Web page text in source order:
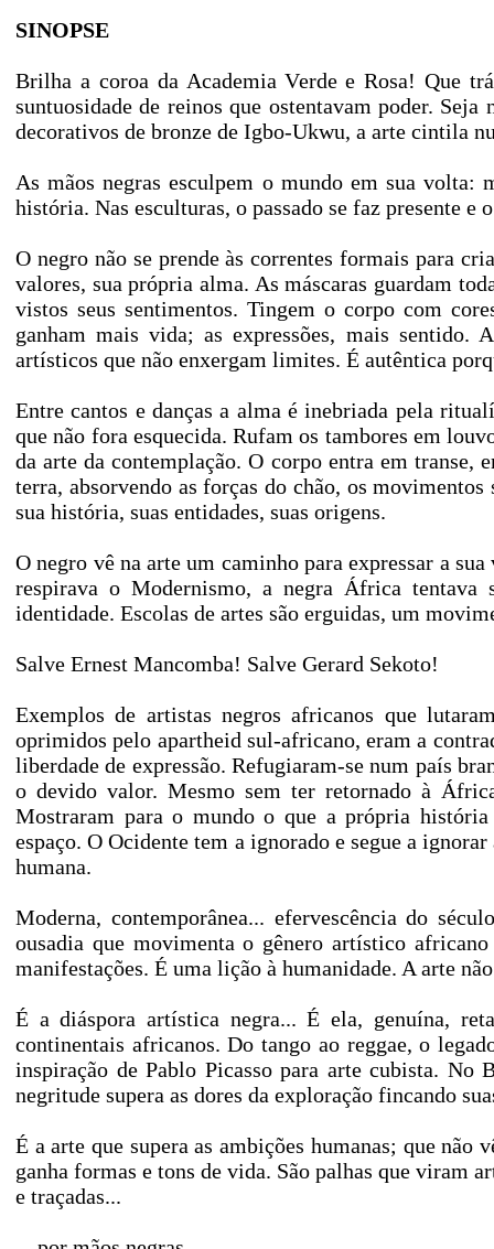
SINOPSE
Brilha a coroa da Academia Verde e Rosa! Que
suntuosidade de reinos que ostentavam poder.
decorativos de bronze de Igbo-Ukwu, a arte cintila
As mãos negras esculpem o mundo em sua volta:
história. Nas esculturas, o passado se faz presente e
O negro não se prende às correntes formais para
valores, sua própria alma. As máscaras guardam
vistos seus sentimentos. Tingem o corpo com
ganham mais vida; as expressões, mais sentido.
artísticos que não enxergam limites. É autêntica
Entre cantos e danças a alma é inebriada pela
que não fora esquecida. Rufam os tambores em
da arte da contemplação. O corpo entra em transe,
terra, absorvendo as forças do chão, os
sua história, suas entidades, suas origens.
O negro vê na arte um caminho para expressar a
respirava o Modernismo, a negra África tentava
identidade. Escolas de artes são erguidas, um
Salve Ernest Mancomba! Salve Gerard Sekoto!
Exemplos de artistas negros africanos que
oprimidos pelo apartheid sul-africano, eram a
liberdade de expressão. Refugiaram-se num país
o devido valor. Mesmo sem ter retornado à
Mostraram para o mundo o que a própria
espaço. O Ocidente tem a ignorado e segue a
humana.
Moderna, contemporânea... efervescência do
ousadia que movimenta o gênero artístico
manifestações. É uma lição à humanidade. A arte
É a diáspora artística negra... É ela, genuína,
continentais africanos. Do tango ao reggae, o
inspiração de Pablo Picasso para arte cubista. No
negritude supera as dores da exploração fincando
É a arte que supera as ambições humanas; que
ganha formas e tons de vida. São palhas que viram
e traçadas...